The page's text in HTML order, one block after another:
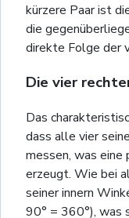
kürzere Paar ist
die
direkte Folge der
Die vier
Das
dass alle vier
messen, was
erzeugt. Wie bei
seiner innern
90° = 360°), was